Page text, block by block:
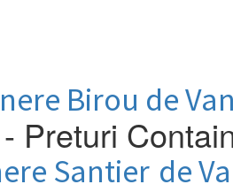
Birou de
- Preturi
Santier de